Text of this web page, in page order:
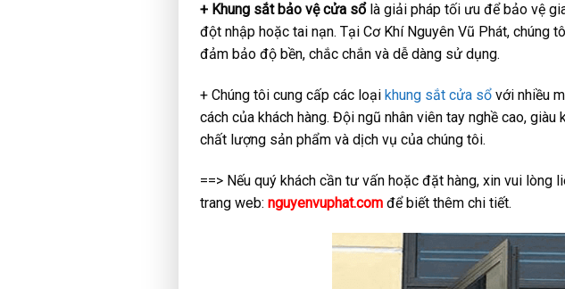
+ Khung sắt bảo vệ cửa sổlà giải pháp tối ưu để bảo vệ
đột nhập hoặc tai nạn. Tại Cơ Khí Nguyên Vũ Phát,
đảm bảo độ bền, chắc chắn và dễ dàng sử dụng.
+ Chúng tôi cung cấp các loại khung sắt cửa sổvới nhiều
cách của khách hàng. Đội ngũ nhân viên tay nghề cao,
chất lượng sản phẩm và dịch vụ của chúng tôi.
==> Nếu quý khách cần tư vấn hoặc đặt hàng, xin vui lòng
trang web: nguyenvuphat.comđể biết thêm chi tiết.